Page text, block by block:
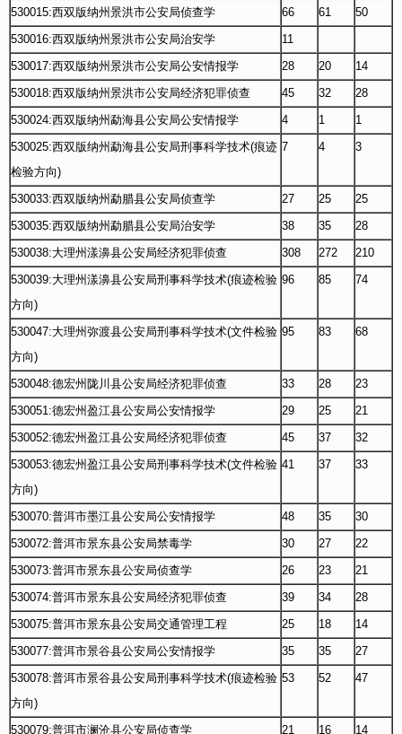
530015:西双版纳州景洪市公安局侦查学
66 61
50
530016:西双版纳州景洪市公安局治安学
11
530017:西双版纳州景洪市公安局公安情报学
28 20
14
530018:西双版纳州景洪市公安局经济犯罪侦查
45 32
28
530024:西双版纳州勐海县公安局公安情报学
4 1
1
530025:西双版纳州勐海县公安局刑事科学技术(痕迹
检验方向)
7 4 3
530033:西双版纳州勐腊县公安局侦查学 27 25
25
530035:西双版纳州勐腊县公安局治安学
38 35
28
530038:大理州漾濞县公安局经济犯罪侦查
308 272
210
530039:大理州漾濞县公安局刑事科学技术(痕迹检验
方向)
96 85 74
530047:大理州弥渡县公安局刑事科学技术(文件检验
方向)
95 83 68
530048:德宏州陇川县公安局经济犯罪侦查 33 28
23
530051:德宏州盈江县公安局公安情报学
29 25
21
530052:德宏州盈江县公安局经济犯罪侦查
45 37
32
530053:德宏州盈江县公安局刑事科学技术(文件检验
方向)
41 37 33
530070:普洱市墨江县公安局公安情报学 48 35
30
530072:普洱市景东县公安局禁毒学
30 27
22
530073:普洱市景东县公安局侦查学
26 23
21
530074:普洱市景东县公安局经济犯罪侦查
39 34
28
530075:普洱市景东县公安局交通管理工程
25 18
14
530077:普洱市景谷县公安局公安情报学
35 35
27
530078:普洱市景谷县公安局刑事科学技术(痕迹检验
方向)
53 52 47
530079:普洱市澜沧县公安局侦查学 21 16 14